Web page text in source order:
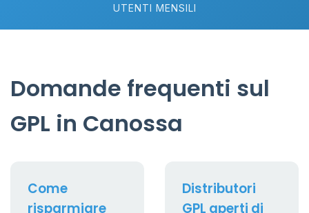
UTENTI MENSILI
Domande frequenti sul
GPL in Canossa
Come
risparmiare
Distributori
GPL aperti di